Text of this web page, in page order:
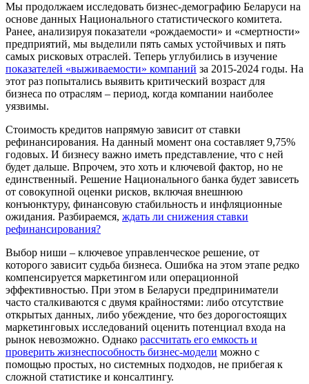
Мы продолжаем исследовать бизнес-демографию Беларуси на
основе данных Национального статистического комитета.
Ранее, анализируя показатели «рождаемости» и «смертности»
предприятий, мы выделили пять самых устойчивых и пять
самых рисковых отраслей. Теперь углубились в изучение
показателей «выживаемости» компаний за 2015-2024 годы. На
этот раз попытались выявить критический возраст для
бизнеса по отраслям – период, когда компании наиболее
уязвимы.
Стоимость кредитов напрямую зависит от ставки
рефинансирования. На данный момент она составляет 9,75%
годовых. И бизнесу важно иметь представление, что с ней
будет дальше. Впрочем, это хоть и ключевой фактор, но не
единственный. Решение Национального банка будет зависеть
от совокупной оценки рисков, включая внешнюю
конъюнктуру, финансовую стабильность и инфляционные
ожидания. Разбираемся, ждать ли снижения ставки
рефинансирования?
Выбор ниши – ключевое управленческое решение, от
которого зависит судьба бизнеса. Ошибка на этом этапе редко
компенсируется маркетингом или операционной
эффективностью. При этом в Беларуси предприниматели
часто сталкиваются с двумя крайностями: либо отсутствие
открытых данных, либо убеждение, что без дорогостоящих
маркетинговых исследований оценить потенциал входа на
рынок невозможно. Однако рассчитать его емкость и
проверить жизнеспособность бизнес-модели можно с
помощью простых, но системных подходов, не прибегая к
сложной статистике и консалтингу.